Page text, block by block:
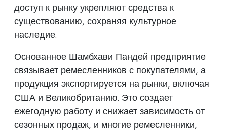
доступ к рынку укрепляют средства к
существованию, сохраняя культурное
наследие.
Основанное Шамбхави Пандей предприятие
связывает ремесленников с покупателями, а
продукция экспортируется на рынки, включая
США и Великобританию. Это создает
ежегодную работу и снижает зависимость от
сезонных продаж, и многие ремесленники,